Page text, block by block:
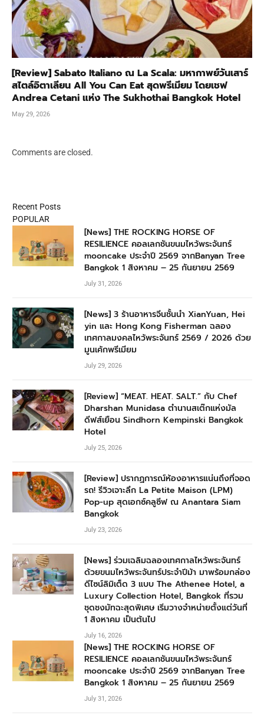
[Review] Sabato Italiano ณ La Scala: มหากาพย์วันเสาร์
สไตล์อิตาเลียน All You Can Eat สุดพรีเมียม โดยเชฟ
Andrea Cetani แห่ง The Sukhothai Bangkok Hotel
May 29, 2026
Comments are closed.
Recent Posts
POPULAR
[News] THE ROCKING HORSE OF
RESILIENCE คอลเลกชันขนมไหว้พระจันทร์
mooncake ประจำปี 2569 จากBanyan Tree
Bangkok 1 สิงหาคม – 25 กันยายน 2569
July 31, 2026
[News] 3 ร้านอาหารจีนชั้นนำ XianYuan, Hei
yin และ Hong Kong Fisherman ฉลอง
เทศกาลมงคลไหว้พระจันทร์ 2569 / 2026 ด้วย
มูนเค้กพรีเมียม
July 29, 2026
[Review] “MEAT. HEAT. SALT.” กับ Chef
Dharshan Munidasa ตำนานสเต๊กแห่งมัล
ดีฟส์เยือน Sindhorn Kempinski Bangkok
Hotel
July 25, 2026
[Review] ปรากฏการณ์ห้องอาหารแน่นถึงที่จอด
รถ! รีวิวเจาะลึก La Petite Maison (LPM)
Pop-up สุดเอกซ์คลูซีฟ ณ Anantara Siam
Bangkok
July 23, 2026
[News] ร่วมเฉลิมฉลองเทศกาลไหว้พระจันทร์
ด้วยขนมไหว้พระจันทร์ประจำปีม้า มาพร้อมกล่อง
ดีไซน์ลิมิเต็ด 3 แบบ The Athenee Hotel, a
Luxury Collection Hotel, Bangkok ที่รวม
ชุดชงมัทฉะสุดพิเศษ เริ่มวางจำหน่ายตั้งแต่วันที่
1 สิงหาคม เป็นต้นไป
July 16, 2026
[News] THE ROCKING HORSE OF
RESILIENCE คอลเลกชันขนมไหว้พระจันทร์
mooncake ประจำปี 2569 จากBanyan Tree
Bangkok 1 สิงหาคม – 25 กันยายน 2569
July 31, 2026